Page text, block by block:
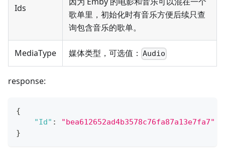
Ids
歌单里，初始化时有音乐方便后续只查
询包含音乐的歌单。
MediaType 媒体类型，可选值： Audio
response:
{
"Id" :
"bea612652ad4b3578c76fa87a13e7fa7"
}